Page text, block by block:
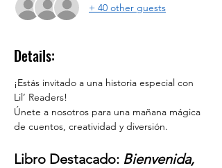
+ 40 other guests
Details:
¡Estás invitado a una historia especial con
Lil’ Readers!
Únete a nosotros para una mañana mágica
de cuentos, creatividad y diversión.
Libro Destacado: Bienvenida,